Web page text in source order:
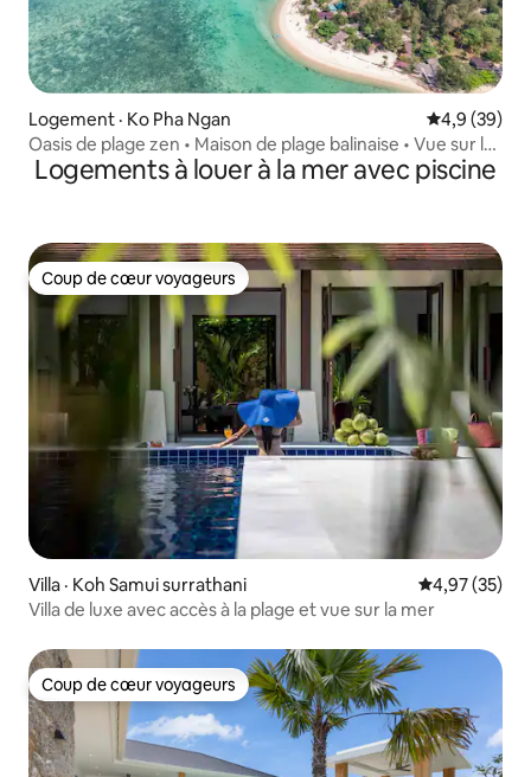
Logement · Ko Pha Ngan Note
4,9 (39)
Oasis de plage zen • Maison de plage balinaise • Vue sur la
mer
Logements à louer à la mer avec piscine
Coup de cœur voyageurs
Coup de cœur voyageurs
Villa · Koh Samui surrathani Note
4,97 (35)
Villa de luxe avec accès à la plage et vue sur la mer
Coup de cœur voyageurs
Coup de cœur voyageurs